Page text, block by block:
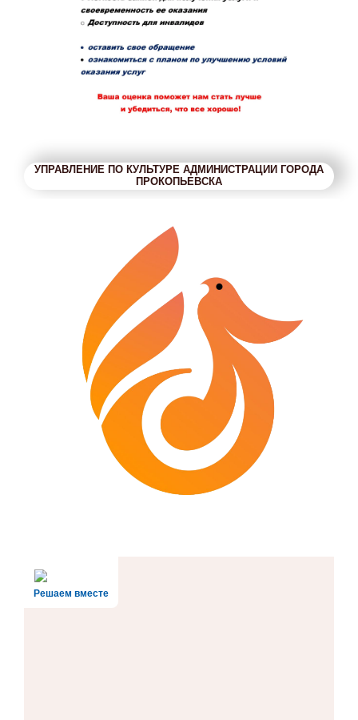
УПРАВЛЕНИЕ ПО КУЛЬТУРЕ АДМИНИСТРАЦИИ ГОРОДА
ПРОКОПЬЕВСКА
Решаем вместе